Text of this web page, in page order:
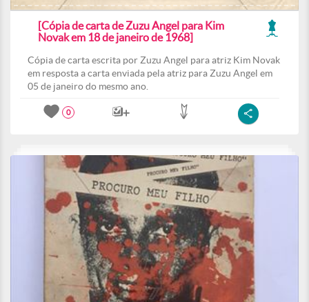
[Cópia de carta de Zuzu Angel para Kim
Novak em 18 de janeiro de 1968]
Cópia de carta escrita por Zuzu Angel para atriz Kim Novak
em resposta a carta enviada pela atriz para Zuzu Angel em
05 de janeiro do mesmo ano.
0